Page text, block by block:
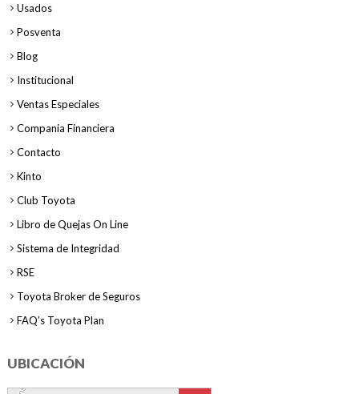
Usados
Posventa
Blog
Institucional
Ventas Especiales
Compania Financiera
Contacto
Kinto
Club Toyota
Libro de Quejas On Line
Sistema de Integridad
RSE
Toyota Broker de Seguros
FAQ’s Toyota Plan
UBICACIÓN